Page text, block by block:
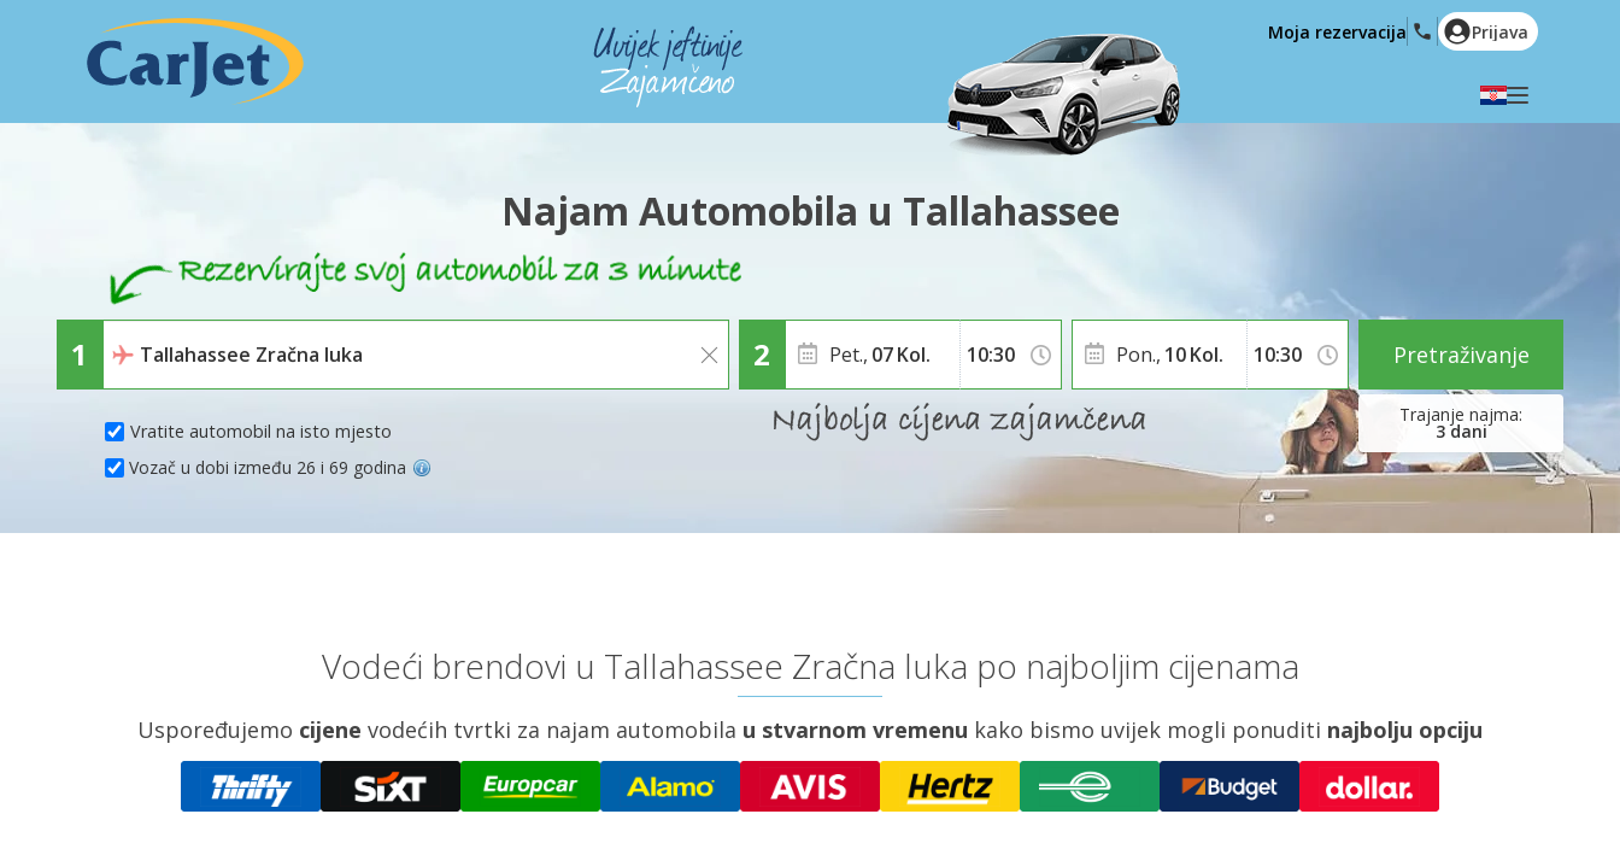
English (US)
Polski
Türkçe
Română
Ελληνικά
Hrvatski
العربية
Moja rezervacija Prijava
Najam Automobila u Tallahassee
Vratite automobil na isto mjesto
Pet., 07Kol.
3 dani
Pon., 10Kol.
Vozač u dobi između 26 i 69 godina
Pretraživanje
Vodeći brendovi u Tallahassee Zračna luka po najboljim cijenama
Uspoređujemo cijene vodećih tvrtki za najam automobila u stvarnom vremenu kako bismo uvijek mogli ponuditi najbolju opciju